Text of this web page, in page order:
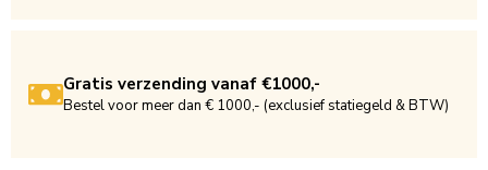
Gratis verzending vanaf €1000,-
Bestel voor meer dan € 1000,- (exclusief statiegeld & BTW)